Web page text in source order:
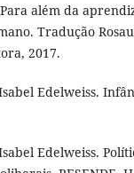
além da
Tradução
2017.
Edelweiss.
Edelweiss.